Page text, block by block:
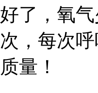
好了，氧
次，每次
质量！